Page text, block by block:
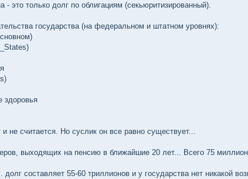
это только долг по облигациям (секьюритизированный).
государства (на федеральном и штатном уровнях):
здоровья
не считается. Но суслик он все равно существует...
выходящих на пенсию в ближайшие 20 лет... Всего 75
составляет 55-60 триллионов и у государства нет никакой